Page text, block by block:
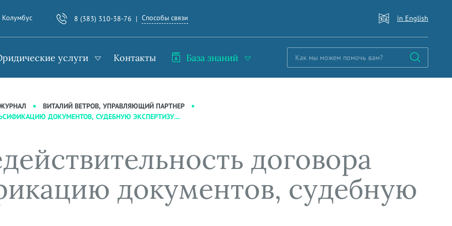
Колумбус 8 (383) 310-38-76 Способы связи in English
услуги Контакты База знаний
ВИТАЛИЙ ВЕТРОВ, УПРАВЛЯЮЩИЙ ПАРТНЕР
ДОКУМЕНТОВ, СУДЕБНУЮ ЭКСПЕРТИЗУ....
договора
документов, судебную